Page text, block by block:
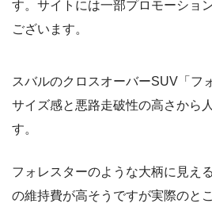
す。サイトには一部プロモーショ
ございます。
スバルのクロスオーバーSUV「フ
サイズ感と悪路走破性の高さから
す。
フォレスターのような大柄に見え
の維持費が高そうですが実際のと